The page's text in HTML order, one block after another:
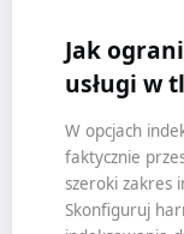
Jak
usługi w
W opcjach
faktycznie
szeroki zakres
Skonfiguruj